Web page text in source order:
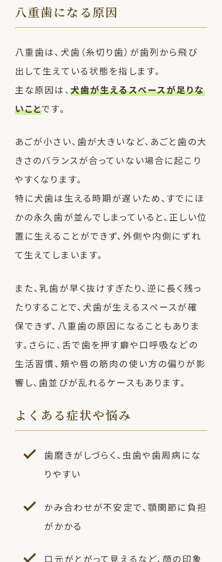
八重歯になる原因
八重歯は、犬歯（糸切り歯）が歯列から飛び
出して生えている状態を指します。
主な原因は、 犬歯が生えるスペースが足りな
いことです。
あごが小さい、歯が大きいなど、あごと歯の大
きさのバランスが合っていない場合に起こり
やすくなります。
特に犬歯は生える時期が遅いため、すでにほ
かの永久歯が並んでしまっていると、正しい位
置に生えることができず、外側や内側にずれ
て生えてしまいます。
また、乳歯が早く抜けすぎたり、逆に長く残っ
たりすることで、犬歯が生えるスペースが確
保できず、八重歯の原因になることもありま
す。さらに、舌で歯を押す癖や口呼吸などの
生活習慣、頬や唇の筋肉の使い方の偏りが影
響し、歯並びが乱れるケースもあります。
よくある症状や悩み
歯磨きがしづらく、虫歯や歯周病にな
りやすい
かみ合わせが不安定で、顎関節に負担
がかかる
口元がとがって見えるなど、顔の印象